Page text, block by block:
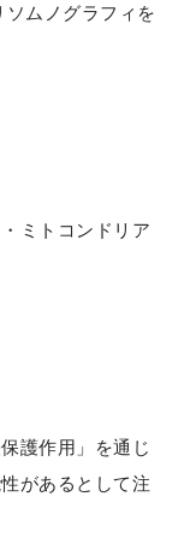
ソムノグラフィを
ミトコンドリア
護作用」を通じ
があるとして注